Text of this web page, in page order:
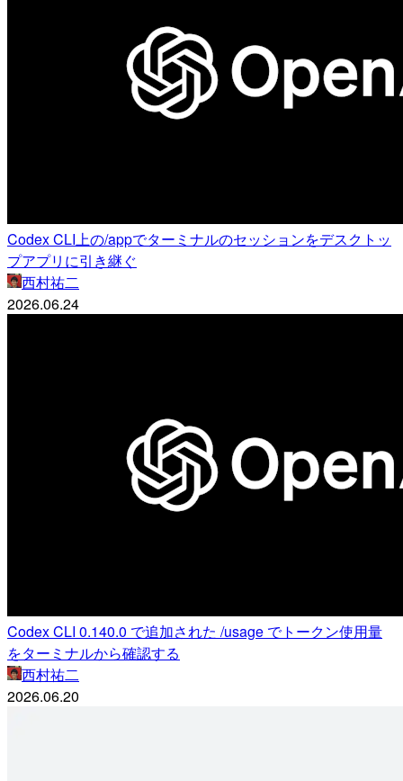
Codex CLI上の/appでターミナルのセッションをデスクトッ
プアプリに引き継ぐ
西村祐二
2026.06.24
Codex CLI 0.140.0 で追加された /usage でトークン使用量
をターミナルから確認する
西村祐二
2026.06.20